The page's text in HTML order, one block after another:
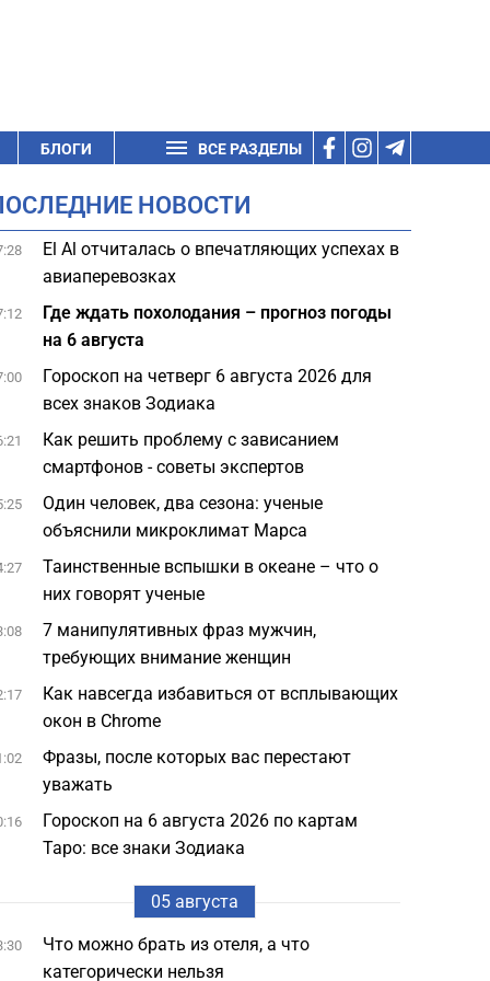
БЛОГИ ВСЕ РАЗДЕЛЫ
НОВОСТИ
El Al отчиталась о впечатляющих успехах в
авиаперевозках
Где ждать похолодания – прогноз погоды
на 6 августа
Гороскоп на четверг 6 августа 2026 для
всех знаков Зодиака
Как решить проблему с зависанием
смартфонов - советы экспертов
Один человек, два сезона: ученые
объяснили микроклимат Марса
Таинственные вспышки в океане – что о
них говорят ученые
7 манипулятивных фраз мужчин,
требующих внимание женщин
Как навсегда избавиться от всплывающих
окон в Chrome
Фразы, после которых вас перестают
уважать
Гороскоп на 6 августа 2026 по картам
Таро: все знаки Зодиака
05 августа
Что можно брать из отеля, а что
категорически нельзя